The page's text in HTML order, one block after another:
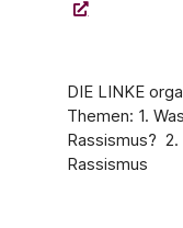
DIE LINKE
Themen: 1.
Rassismus? 2.
Rassismus